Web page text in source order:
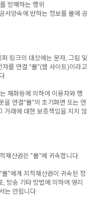
방해하는 행위
서양속에 반하는 정보를 몰에 공
링크의 대상에는 문자, 그림 및
를 연결 “몰”(웹 사이트)이라고
.
재화등에 의하여 이용자와 행
을 연결“몰”의 초기화면 또는 연
거래에 대한 보증책임을 지지 않
재산권은 ”몰“에 귀속합니다.
”에게 지적재산권이 귀속된 정
방송 기타 방법에 의하여 영리
는 안됩니다.